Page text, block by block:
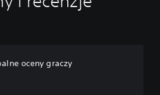
oceny graczy